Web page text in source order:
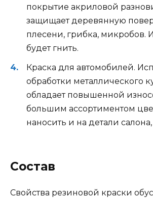
покрытие акриловой
защищает деревянную
плесени, грибка, микробов.
будет гнить.
Краска для автомобилей.
обработки металлического
обладает повышенной
большим ассортиментом
наносить и на детали
Состав
Свойства резиновой краски